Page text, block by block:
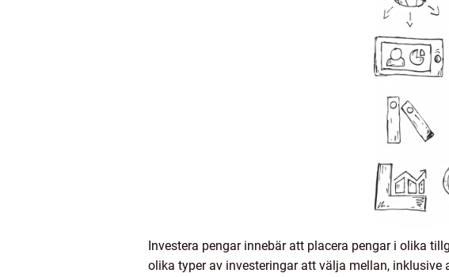
Investera pengar innebär att placera pengar i olika
olika typer av investeringar att välja mellan, inklusive